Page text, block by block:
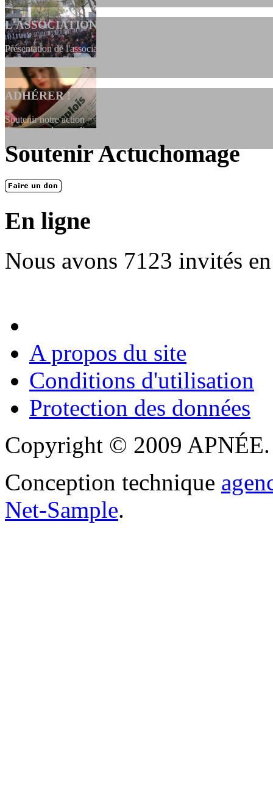
L'ASSOCIATION
Présentation de l'association et de sa charte qui encadre nos actions
ADHÉRER !
Soutenir notre action ==> Si vous souhaitez adhérer à
dessous, en le remplissant et en...
En 2004, une dizaine de personnes contribuèrent au lancement de
Soutenir Actuchomage
En ligne
Nous avons 7123 invités
A propos du site
Conditions d'utilisation
Protection des données
Copyright © 2009 APNÉE.
Conception technique
Net-Sample.